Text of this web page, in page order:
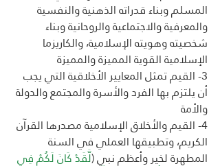
المسلم وبناء قدراته الذهنية والنفسية
والمعرفية والاجتماعية والروحانية وبناء
شخصيته وهويته الإسلامية، والكاريزما
الإسلامية القوية المميزة والمميزة
3- القيم تمثل المعايير الأخلاقية التي يجب
أن يلتزم بها الفرد والأسرة والمجتمع والدولة
والأمة
4- القيم والأخلاق الإسلامية مصدرها القرآن
الكريم، وتطبيقها العملي في السنة
المطهرة لخير وأعظم نبي (لَّقَدْ كَانَ لَكُمْ فِي